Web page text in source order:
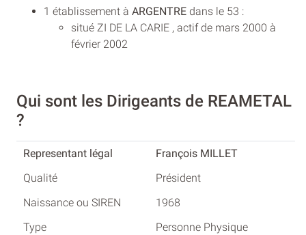
1 établissement à ARGENTRE dans le 53 :
situé ZI DE LA CARIE , actif de mars 2000 à
février 2002
Qui sont les Dirigeants de REAMETAL
?
François MILLET
Président
1968
Personne Physique